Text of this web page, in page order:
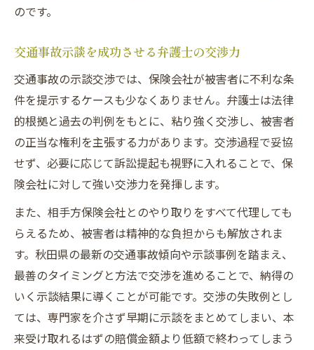
のです。
交通事故示談を成功させる弁護士の交渉力
交通事故の示談交渉では、保険会社が被害者に不利な条
件を提示するケースも少なくありません。弁護士は法律
的根拠と過去の判例をもとに、粘り強く交渉し、被害者
の正当な権利を主張する力があります。交渉過程で妥協
せず、必要に応じて訴訟提起も視野に入れることで、保
険会社に対して強い交渉力を発揮します。
また、相手方保険会社とのやり取りをすべて代理しても
らえるため、被害者は精神的な負担からも解放されま
す。秋田県の最新の交通事故傾向や示談事例を踏まえ、
最善のタイミングと方法で交渉を進めることで、納得の
いく示談結果に導くことが可能です。交渉の失敗例とし
ては、専門家を介さず早期に示談をまとめてしまい、本
来受け取れるはずの賠償金額より低額で終わってしまう